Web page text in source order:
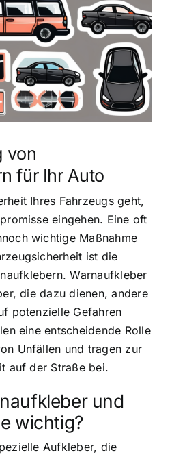
von
für Ihr Auto
Ihres Fahrzeugs geht,
eingehen. Eine oft
wichtige Maßnahme
ist die
Warnaufkleber
die dazu dienen, andere
potenzielle Gefahren
eine entscheidende Rolle
Unfällen und tragen zur
auf der Straße bei.
und
wichtig?
Aufkleber, die